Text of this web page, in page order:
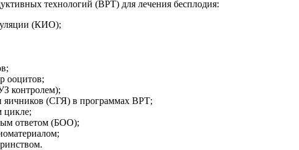
технологий (ВРТ) для лечения бесплодия:
(КИО);
ооцитов;
контролем);
яичников (СГЯ) в программах ВРТ;
цикле;
ответом (БОО);